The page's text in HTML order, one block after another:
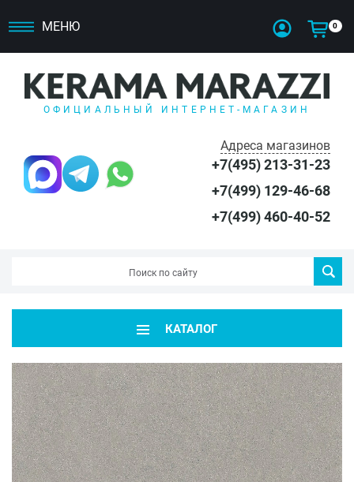
МЕНЮ 0
ОФИЦИАЛЬНЫЙ ИНТЕРНЕТ-МАГАЗИН
Адреса магазинов
+7(495) 213-31-23
+7(499) 129-46-68
+7(499) 460-40-52
КАТАЛОГ